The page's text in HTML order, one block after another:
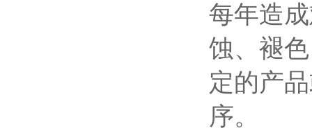
每年造
蚀、褪
定的产
序。